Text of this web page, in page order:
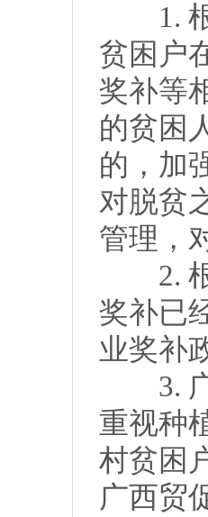
1. 根
贫困户
奖补等
的贫困
的，加
对脱贫
管理，
2. 根
奖补已
业奖补
3. 广
重视种
村贫困
广西贸